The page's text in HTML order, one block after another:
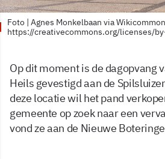
Foto | Agnes Monkelbaan via
https://creativecommons.org/licenses/
Op dit moment is de dagopvang
Heils gevestigd aan de
deze locatie wil het pand
gemeente op zoek naar een
vond ze aan de Nieuwe